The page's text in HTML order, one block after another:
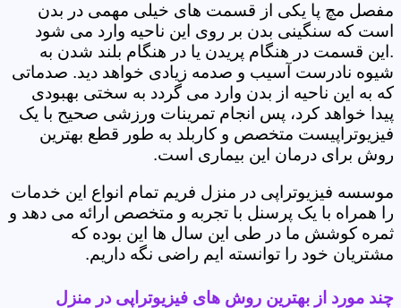
مفصل مچ پا یکی از قسمت های خیلی مهمی در بدن
است که سنگینی بدن بر روی این ناحیه وارد می شود
.این قسمت در هنگام پریدن یا در هنگام بلند شدن به
شیوه نادرست آسیب و صدمه زیادی خواهد دید. صدماتی
که به این ناحیه از بدن وارد می گردد به سختی بهبودی
پیدا خواهد کرد، پس انجام تمرینات ورزشی صحیح با یک
فیزیوتراپیست متخصص و کاربلد به طور قطع بهترین
روش برای درمان این بیماری است.
موسسه فیزیوتراپی در منزل فریم تمام انواع این خدمات
را همراه با یک پرسنل با تجربه و متخصص ارائه می دهد و
ثمره کوشش ما در طی این سال ها این بوده که
مشتریان خود را توانسته ایم راضی نگه داریم.
چند مورد از بهترین روش های فیزیوتراپی در منزل